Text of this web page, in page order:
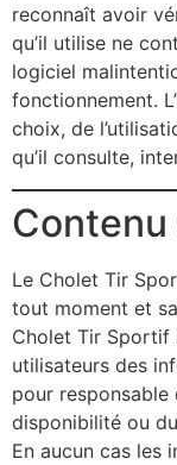
reconnaît avoir
qu’il utilise ne
logiciel
fonctionnement.
choix, de
qu’il consulte,
Le Cholet Tir
tout moment et
Cholet Tir Sportif
utilisateurs des
pour responsable
disponibilité ou
En aucun cas les